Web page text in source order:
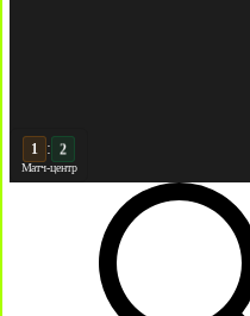
2 : 2
Матч-центр